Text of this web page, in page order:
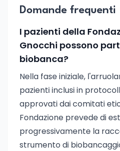
Domande frequenti
I pazienti della
Gnocchi possono
biobanca?
Nella fase iniziale,
pazienti inclusi in
approvati dai comitati
Fondazione prevede di
progressivamente la
strumento di